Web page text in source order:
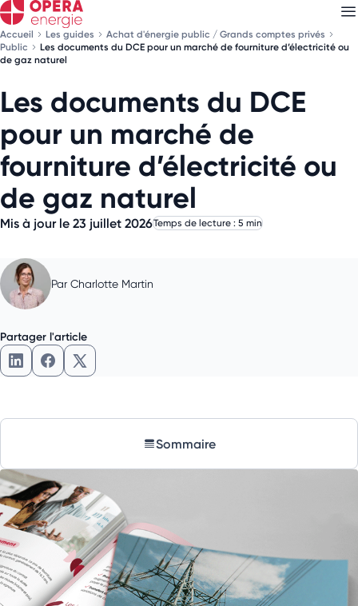
Accueil Les guides
Achat d'énergie public / Grands comptes privés
Public
Les documents du DCE pour un marché de fourniture d’électricité ou
de gaz naturel
Les documents du DCE
pour un marché de
fourniture d’électricité ou
de gaz naturel
Mis à jour le 23 juillet 2026Temps de lecture : 5 min
Par Charlotte Martin
Partager l'article
Partager l'article sur LinkedIn
Partager l'article sur Facebook
Partager l'article sur X
Sommaire
Découvrez nosnewsletters
Choisissez les newsletters qui vous intéressent